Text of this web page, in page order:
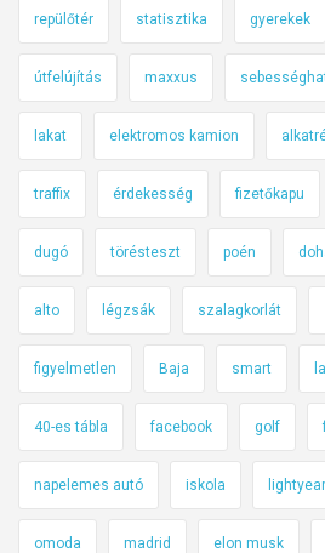
repülőtér statisztika gyerekek
útfelújítás maxxus
lakat elektromos kamion
traffix érdekesség fizetőkapu
dugó törésteszt poén
alto légzsák szalagkorlát
figyelmetlen Baja smart
40-es tábla facebook golf
napelemes autó iskola lightyear
omoda madrid elon musk